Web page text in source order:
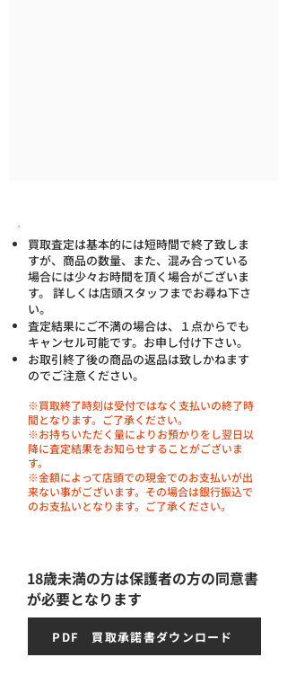
買取査定は基本的には短時間で終了致しま
すが、商品の数量、また、混み合っている
場合には少々お時間を頂く場合がございま
す。 詳しくは店頭スタッフまでお尋ね下さ
い。
査定結果にご不満の場合は、１点からでも
キャンセル可能です。お申し付け下さい。
お取引終了後の商品の返品は致しかねます
のでご注意ください。
※買取終了時刻は受付ではなく支払いの終了時
間となります。ご了承ください。
※お持ちいただく量によりお預かりをし翌日以
降に査定結果をお知らせすることがございま
す。
※金額によって店頭での現金でのお支払いが出
来ない事がございます。その場合は銀行振込で
のお支払いとなります。ご了承ください。
18歳未満の方は保護者の方の同意書
が必要となります
PDF 買取承諾書ダウンロード